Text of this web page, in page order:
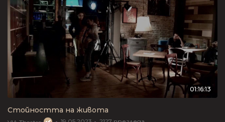
01:16:13
Стойността на живота